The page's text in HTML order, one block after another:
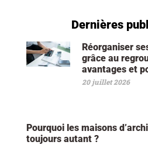
Dernières
Réorganiser
grâce au
avantages et
20 juillet 2026
Pourquoi les maisons
toujours autant ?